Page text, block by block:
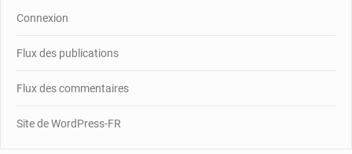
Connexion
Flux des publications
Flux des commentaires
Site de WordPress-FR